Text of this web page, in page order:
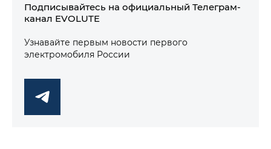
Подписывайтесь на официальный Телеграм-
канал EVOLUTE
Узнавайте первым новости первого
электромобиля России